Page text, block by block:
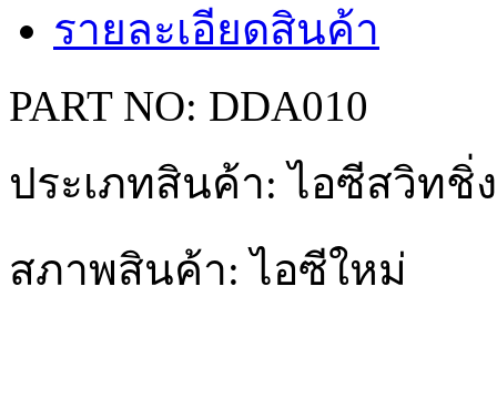
รายละเอียดสินค้า
PART NO: DDA010
ประเภทสินค้า: ไอซีสวิทชิ่
สภาพสินค้า: ไอซีใหม่